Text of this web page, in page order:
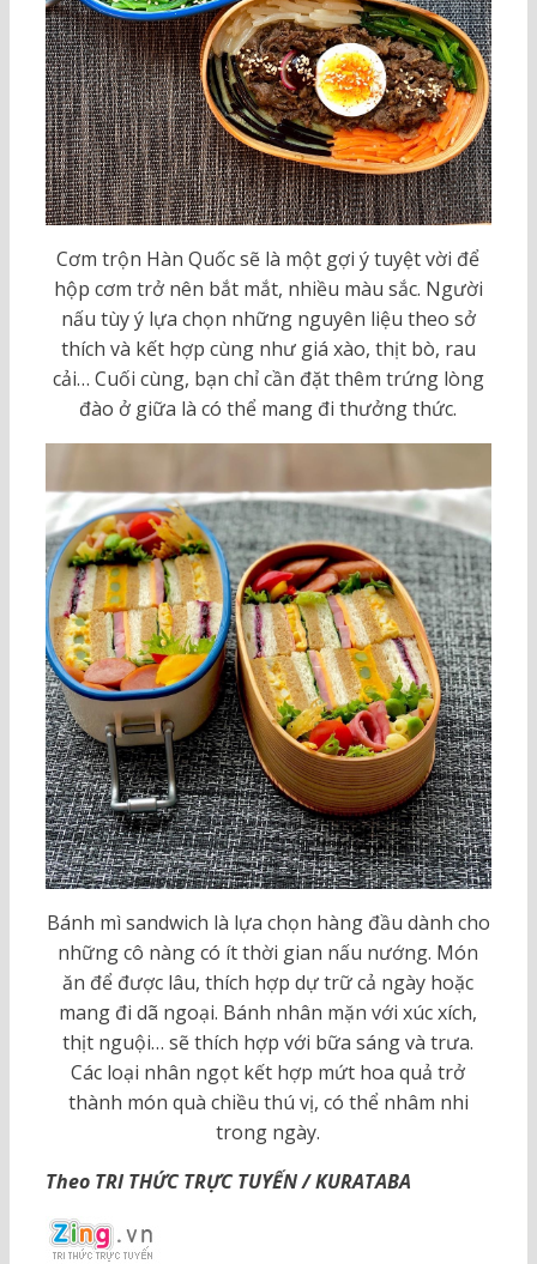
Cơm trộn Hàn Quốc sẽ là một gợi ý tuyệt vời để
hộp cơm trở nên bắt mắt, nhiều màu sắc. Người
nấu tùy ý lựa chọn những nguyên liệu theo sở
thích và kết hợp cùng như giá xào, thịt bò, rau
cải… Cuối cùng, bạn chỉ cần đặt thêm trứng lòng
đào ở giữa là có thể mang đi thưởng thức.
Bánh mì sandwich là lựa chọn hàng đầu dành cho
những cô nàng có ít thời gian nấu nướng. Món
ăn để được lâu, thích hợp dự trữ cả ngày hoặc
mang đi dã ngoại. Bánh nhân mặn với xúc xích,
thịt nguội… sẽ thích hợp với bữa sáng và trưa.
Các loại nhân ngọt kết hợp mứt hoa quả trở
thành món quà chiều thú vị, có thể nhâm nhi
trong ngày.
Theo TRI THỨC TRỰC TUYẾN / KURATABA